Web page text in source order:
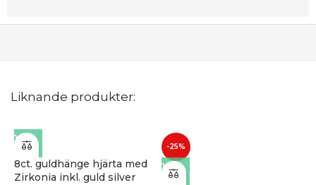
Liknande produkter:
8ct. guldhänge hjärta med
Zirkonia inkl. guld silver
-25%